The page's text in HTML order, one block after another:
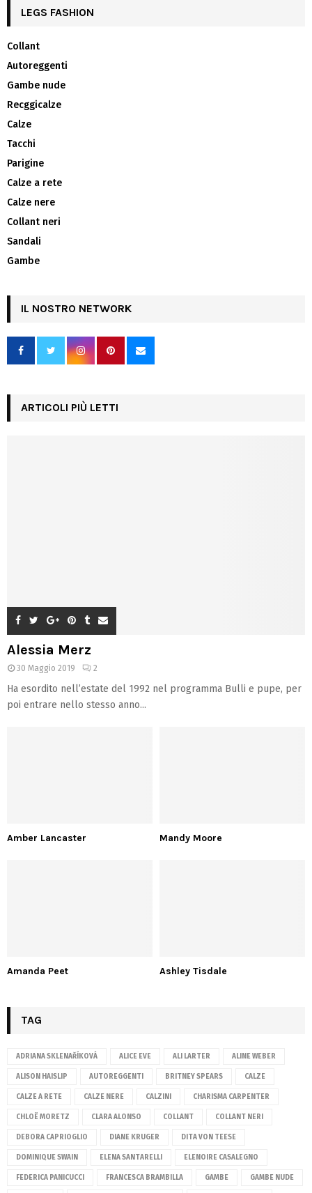
LEGS FASHION
Collant
Autoreggenti
Gambe nude
Recggicalze
Calze
Tacchi
Parigine
Calze a rete
Calze nere
Collant neri
Sandali
Gambe
IL NOSTRO NETWORK
ARTICOLI PIÙ LETTI
Alessia Merz
30 Maggio 2019 2
Ha esordito nell’estate del 1992 nel programma Bulli e pupe, per
poi entrare nello stesso anno...
Amber Lancaster Mandy Moore
Amanda Peet Ashley Tisdale
TAG
ADRIANA SKLENAŘÍKOVÁ ALICE EVE ALI LARTER ALINE WEBER
ALISON HAISLIP AUTOREGGENTI BRITNEY SPEARS CALZE
CALZE A RETE CALZE NERE CALZINI CHARISMA CARPENTER
CHLOË MORETZ CLARA ALONSO COLLANT COLLANT NERI
DEBORA CAPRIOGLIO DIANE KRUGER DITA VON TEESE
DOMINIQUE SWAIN ELENA SANTARELLI ELENOIRE CASALEGNO
FEDERICA PANICUCCI FRANCESCA BRAMBILLA GAMBE GAMBE NUDE